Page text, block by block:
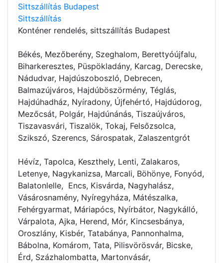
Sittszállítás Budapest
Sittszállítás
Konténer rendelés, sittszállítás Budapest
Békés, Mezőberény, Szeghalom, Berettyóújfalu,
Biharkeresztes, Püspökladány, Karcag, Derecske,
Nádudvar, Hajdúszoboszló, Debrecen,
Balmazújváros, Hajdúböszörmény, Téglás,
Hajdúhadház, Nyíradony, Újfehértó, Hajdúdorog,
Mezőcsát, Polgár, Hajdúnánás, Tiszaújváros,
Tiszavasvári, Tiszalök, Tokaj, Felsőzsolca,
Szikszó, Szerencs, Sárospatak, Zalaszentgrót
Hévíz, Tapolca, Keszthely, Lenti, Zalakaros,
Letenye, Nagykanizsa, Marcali, Böhönye, Fonyód,
Balatonlelle, Encs, Kisvárda, Nagyhalász,
Vásárosnamény, Nyíregyháza, Mátészalka,
Fehérgyarmat, Máriapócs, Nyírbátor, Nagykálló,
Várpalota, Ajka, Herend, Mór, Kincsesbánya,
Oroszlány, Kisbér, Tatabánya, Pannonhalma,
Bábolna, Komárom, Tata, Pilisvörösvár, Bicske,
Érd, Százhalombatta, Martonvásár,